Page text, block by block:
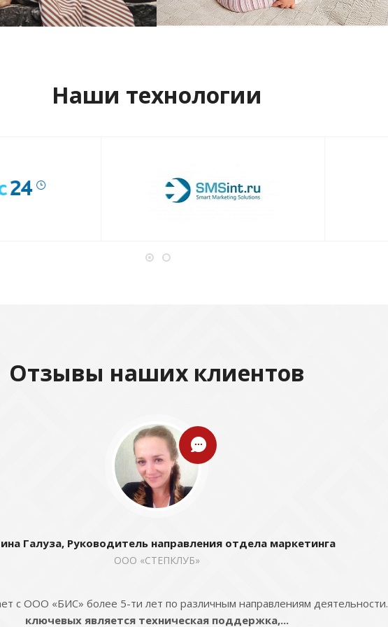
проект
Смотреть проект
Наши технологии
Отзывы наших клиентов
Галуза, Руководитель направления отдела маркетинга
ООО «СТЕПКЛУБ»
с ООО «БИС» более 5-ти лет по различным направлениям деятельности.
ключевых является техническая поддержка,...